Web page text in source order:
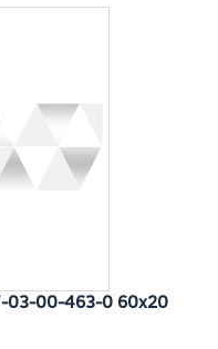
03-00-463-0 60x20